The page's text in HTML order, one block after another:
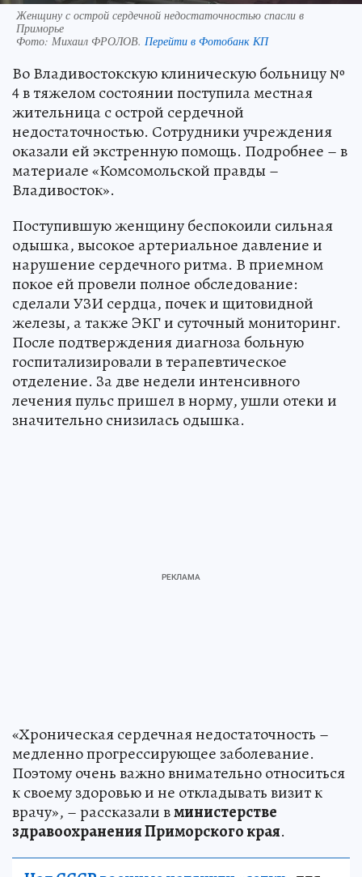
Женщину с острой сердечной недостаточностью спасли в
Приморье
Фото: Михаил ФРОЛОВ. Перейти в Фотобанк КП
Во Владивостокскую клиническую больницу №
4 в тяжелом состоянии поступила местная
жительница с острой сердечной
недостаточностью. Сотрудники учреждения
оказали ей экстренную помощь. Подробнее – в
материале «Комсомольской правды –
Владивосток».
Поступившую женщину беспокоили сильная
одышка, высокое артериальное давление и
нарушение сердечного ритма. В приемном
покое ей провели полное обследование:
сделали УЗИ сердца, почек и щитовидной
железы, а также ЭКГ и суточный мониторинг.
После подтверждения диагноза больную
госпитализировали в терапевтическое
отделение. За две недели интенсивного
лечения пульс пришел в норму, ушли отеки и
значительно снизилась одышка.
«Хроническая сердечная недостаточность –
медленно прогрессирующее заболевание.
Поэтому очень важно внимательно относиться
к своему здоровью и не откладывать визит к
врачу», – рассказали вминистерстве
здравоохранения Приморского края.